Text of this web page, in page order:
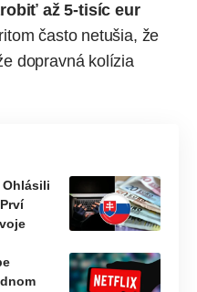
až 5-tisíc eur
často netušia, že
dopravná kolízia
Ohlásili